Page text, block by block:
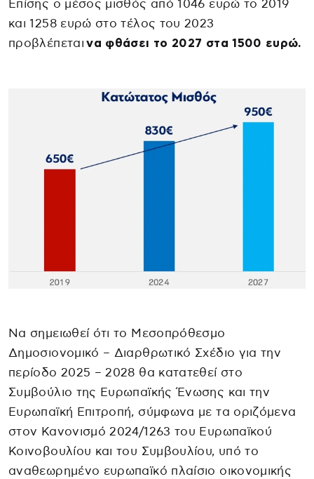
Επίσης ο μέσος μισθός από 1046 ευρώ το 2019
και 1258 ευρώ στο τέλος του 2023
προβλέπεταινα φθάσει το 2027 στα 1500 ευρώ.
Να σημειωθεί ότι το Μεσοπρόθεσμο
Δημοσιονομικό – Διαρθρωτικό Σχέδιο για την
περίοδο 2025 – 2028 θα κατατεθεί στο
Συμβούλιο της Ευρωπαϊκής Ένωσης και την
Ευρωπαϊκή Επιτροπή, σύμφωνα με τα οριζόμενα
στον Κανονισμό 2024/1263 του Ευρωπαϊκού
Κοινοβουλίου και του Συμβουλίου, υπό το
αναθεωρημένο ευρωπαϊκό πλαίσιο οικονομικής